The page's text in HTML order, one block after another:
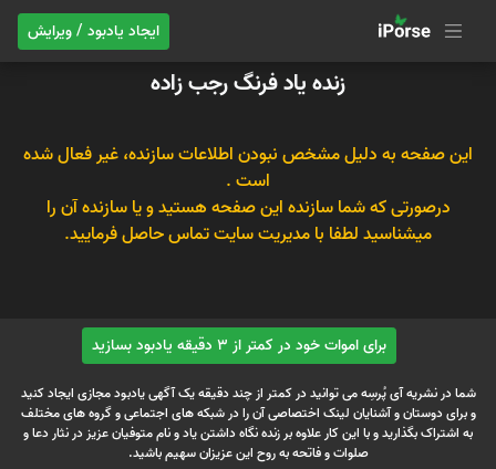
ایجاد یادبود / ویرایش
زنده یاد فرنگ رجب زاده
این صفحه به دلیل مشخص نبودن اطلاعات سازنده، غیر فعال شده
است .
درصورتی که شما سازنده این صفحه هستید و یا سازنده آن را
میشناسید لطفا با مدیریت سایت تماس حاصل فرمایید.
برای اموات خود در کمتر از 3 دقیقه یادبود بسازید
شما در نشریه آی پُرسِه می توانید در کمتر از چند دقیقه یک آگهی یادبود مجازی ایجاد کنید
و برای دوستان و آشنایان لینک اختصاصی آن را در شبکه های اجتماعی و گروه های مختلف
به اشتراک بگذارید و با این کار علاوه بر زنده نگاه داشتن یاد و نام متوفیان عزیز در نثار دعا و
صلوات و فاتحه به روح این عزیزان سهیم باشید.